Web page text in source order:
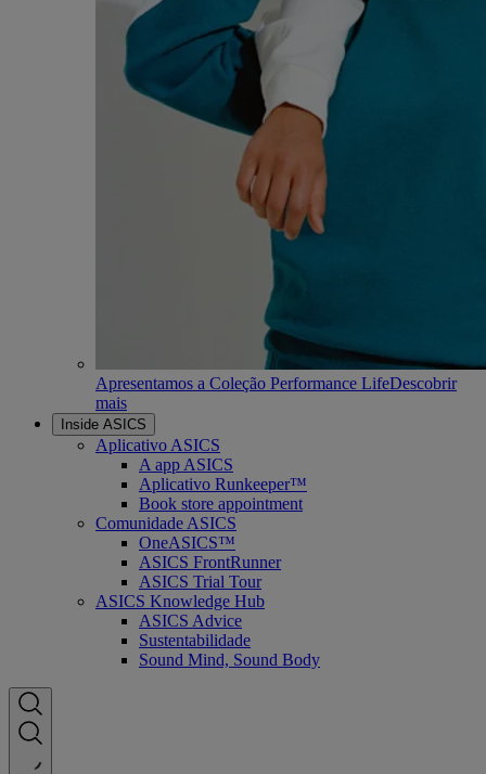
Apresentamos a Coleção Performance LifeDescobrir
mais
Inside ASICS
Aplicativo ASICS
A app ASICS
Aplicativo Runkeeper™
Book store appointment
Comunidade ASICS
OneASICS™
ASICS FrontRunner
ASICS Trial Tour
ASICS Knowledge Hub
ASICS Advice
Sustentabilidade
Sound Mind, Sound Body